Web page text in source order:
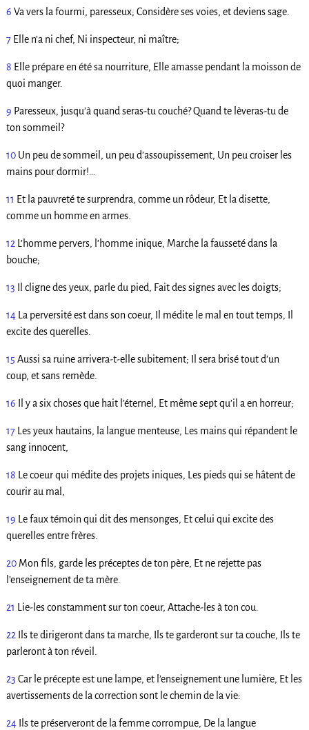
6 Va vers la fourmi, paresseux; Considère ses voies, et deviens sage.
7Elle n’a ni chef, Ni inspecteur, ni maître;
8 Elle prépare en été sa nourriture, Elle amasse pendant la moisson de
quoi manger.
9 Paresseux, jusqu’à quand seras-tu couché? Quand te lèveras-tu de
ton sommeil?
10Un peu de sommeil, un peu d’assoupissement, Un peu croiser les
mains pour dormir!…
11 Et la pauvreté te surprendra, comme un rôdeur, Et la disette,
comme un homme en armes.
12 L’homme pervers, l’homme inique, Marche la fausseté dans la
bouche;
13 Il cligne des yeux, parle du pied, Fait des signes avec les doigts;
14La perversité est dans son coeur, Il médite le mal en tout temps, Il
excite des querelles.
15 Aussi sa ruine arrivera-t-elle subitement; Il sera brisé tout d’un
coup, et sans remède.
16 Il y a six choses que hait l’éternel, Et même sept qu’il a en horreur;
17Les yeux hautains, la langue menteuse, Les mains qui répandent le
sang innocent,
18 Le coeur qui médite des projets iniques, Les pieds qui se hâtent de
courir au mal,
19 Le faux témoin qui dit des mensonges, Et celui qui excite des
querelles entre frères.
20Mon fils, garde les préceptes de ton père, Et ne rejette pas
l’enseignement de ta mère.
21 Lie-les constamment sur ton coeur, Attache-les à ton cou.
22 Ils te dirigeront dans ta marche, Ils te garderont sur ta couche, Ils te
parleront à ton réveil.
23 Car le précepte est une lampe, et l’enseignement une lumière, Et les
avertissements de la correction sont le chemin de la vie:
24Ils te préserveront de la femme corrompue, De la langue